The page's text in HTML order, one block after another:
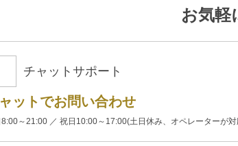
お気軽
チャットサポート
ットでお問い合わせ
～21:00 ／ 祝日10:00～17:00(土日休み、オペレーターが対